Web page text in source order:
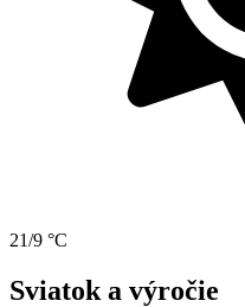
21/9 °C
Sviatok a výročie